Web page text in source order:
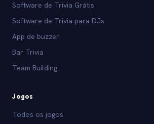
Software de Trivia Grátis
Software de Trivia para DJs
App de buzzer
Bar Trivia
Team Building
Jogos
Todos os jogos